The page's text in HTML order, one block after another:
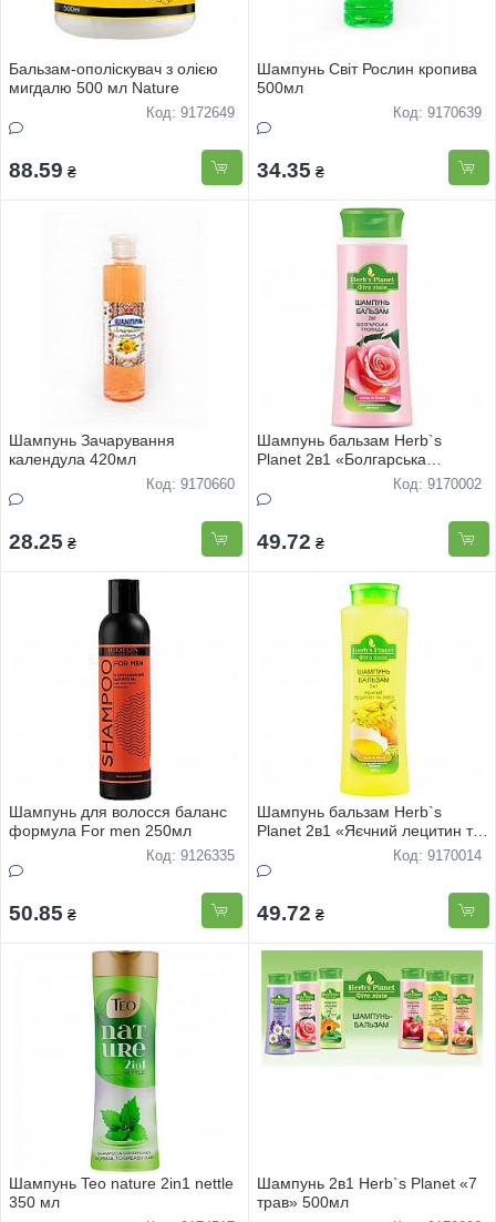
Бальзам-ополіскувач з олією
мигдалю 500 мл Nature
Код: 9172649
88.59 ₴
Шампунь Світ Рослин кропива
500мл
Код: 9170639
34.35 ₴
Шампунь Зачарування
календула 420мл
Код: 9170660
28.25 ₴
Шампунь бальзам Herb`s
Planet 2в1 «Болгарська
Код: 9170002
49.72 ₴
Шампунь для волосся баланс
формула For men 250мл
Код: 9126335
50.85 ₴
Шампунь бальзам Herb`s
Planet 2в1 «Яєчний лецитин та
Код: 9170014
49.72 ₴
Шампунь Teo nature 2in1 nettle
350 мл
Шампунь 2в1 Herb`s Planet «7
трав» 500мл